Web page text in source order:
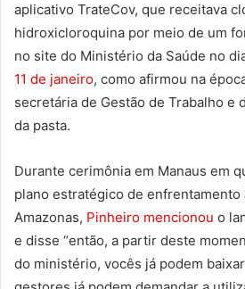
aplicativo TrateCov, que receitava
hidroxicloroquina por meio de um
no site do Ministério da Saúde no
11 de janeiro, como afirmou na
secretária de Gestão de Trabalho e
da pasta.
Durante cerimônia em Manaus em
plano estratégico de enfrentamento
Amazonas, Pinheiro mencionou o
e disse “então, a partir deste
do ministério, vocês já podem